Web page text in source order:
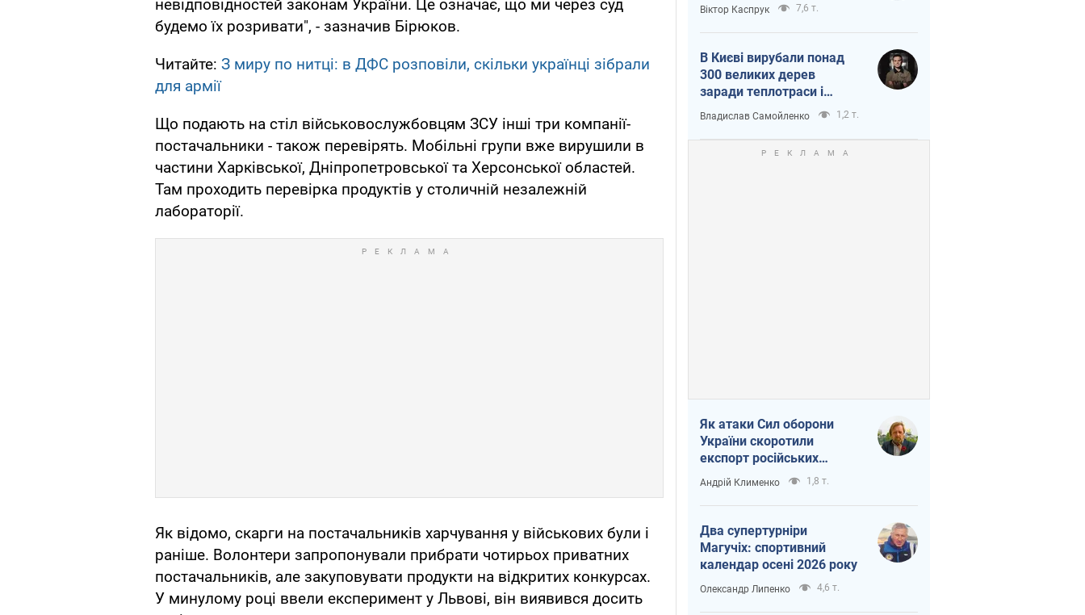
невідповідностей законам України. Це означає, що ми через суд
будемо їх розривати", - зазначив Бірюков.
Читайте: З миру по нитці: в ДФС розповіли, скільки українці зібрали
для армії
Що подають на стіл військовослужбовцям ЗСУ інші три компанії-
постачальники - також перевірять. Мобільні групи вже вирушили в
частини Харківської, Дніпропетровської та Херсонської областей.
Там проходить перевірка продуктів у столичній незалежній
лабораторії.
Як відомо, скарги на постачальників харчування у військових були і
раніше. Волонтери запропонували прибрати чотирьох приватних
постачальників, але закуповувати продукти на відкритих конкурсах.
У минулому році ввели експеримент у Львові, він виявився досить
Віктор Каспрук 7,6 т.
В Києві вирубали понад
300 великих дерев
заради теплотраси і
всупереч Генплану
Владислав Самойленко 1,2 т.
Як атаки Сил оборони
України скоротили
експорт російських
нафтопродуктів
Андрій Клименко 1,8 т.
Два супертурніри
Магучіх: спортивний
календар осені 2026 року
Олександр Липенко 4,6 т.